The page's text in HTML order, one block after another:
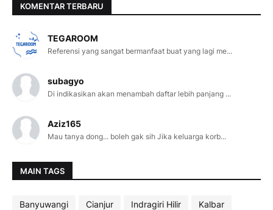
KOMENTAR TERBARU
TEGAROOM
Referensi yang sangat bermanfaat buat yang lagi me...
subagyo
Di indikasikan akan menambah daftar lebih panjang ...
Aziz165
Mau tanya dong... boleh gak sih Jika keluarga korb...
MAIN TAGS
Banyuwangi Cianjur Indragiri Hilir
Kalbar